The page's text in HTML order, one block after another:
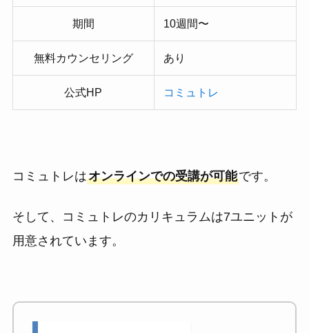
期間 10週間〜
無料カウンセリング あり
公式HP コミュトレ
コミュトレはオンラインでの受講が可能です。
そして、コミュトレのカリキュラムは7ユニットが
用意されています。